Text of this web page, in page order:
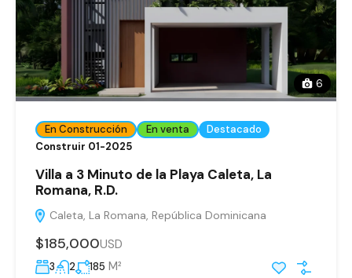
6
En Construcción En venta
Destacado
Construir 01-2025
Villa a 3 Minuto de la Playa Caleta, La
Romana, R.D.
Caleta, La Romana, República Dominicana
$185,000USD
3 2 185 M²